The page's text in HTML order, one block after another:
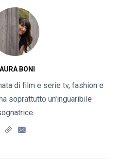
BONI
di film e serie tv, fashion e
soprattutto un'inguaribile